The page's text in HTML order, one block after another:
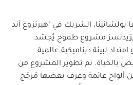
بولشانينا، الشريك في "هيرتزوغ آند
ريزيدنسز مشروع طموح يُجسّد
لبيئة ديناميكية عالمية
بالحياة. تم تطوير المشروع من
من ألواح عائمة وغرف بعضها مُزجّج